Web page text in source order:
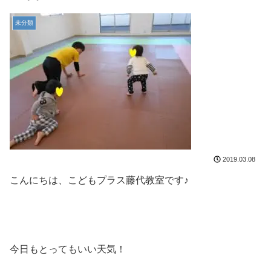
未分類
2019.03.08
こんにちは、こどもプラス藤代教室です♪
今日もとってもいい天気！